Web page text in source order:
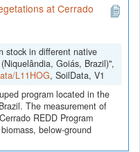
at Cerrado
stock in different native
Goiás, Brazil)",
L11HOG, SoilData, V1
program located in the
The measurement of
REDD Program
below-ground